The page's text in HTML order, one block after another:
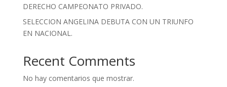
DERECHO CAMPEONATO PRIVADO.
SELECCION ANGELINA DEBUTA CON UN TRIUNFO
EN NACIONAL.
Recent Comments
No hay comentarios que mostrar.